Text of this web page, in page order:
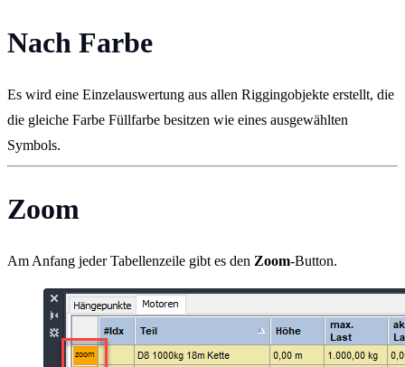
Nach Farbe
Es wird eine Einzelauswertung aus allen Riggingobjekte erstellt, die
die gleiche Farbe Füllfarbe besitzen wie eines ausgewählten
Symbols.
Zoom
Am Anfang jeder Tabellenzeile gibt es den Zoom-Button.